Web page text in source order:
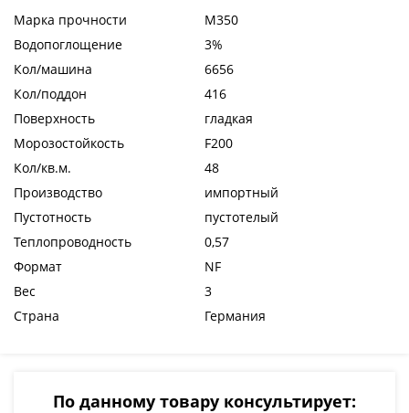
Марка прочности
М350
Водопоглощение
3%
Кол/машина
6656
Кол/поддон
416
Поверхность
гладкая
Морозостойкость
F200
Кол/кв.м.
48
Производство
импортный
Пустотность
пустотелый
Теплопроводность
0,57
Формат
NF
Вес
3
Страна
Германия
По данному товару консультирует: